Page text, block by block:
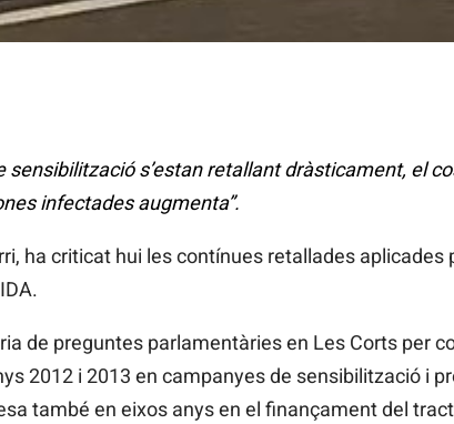
s’estan retallant dràsticament, el
infectades augmenta”.
ha criticat hui les contínues retallades aplicades
de preguntes parlamentàries en Les Corts per
2012 i 2013 en campanyes de sensibilització i
també en eixos anys en el finançament del